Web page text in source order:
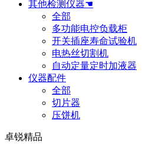
其他检测仪器☚
全部
多功能电控负载柜
开关插座寿命试验机
电热丝切割机
自动定量定时加液器
仪器配件
全部
切片器
压饼机
卓锐精品